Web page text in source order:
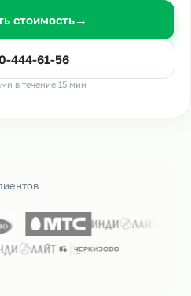
стоимость→
444-61-56
в течение 15 мин